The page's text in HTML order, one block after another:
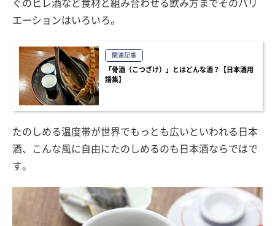
ぐのヒレ酒など食材と組み合わせる飲み方までそのバリ
エーションはいろいろ。
関連記事
「骨酒（こつざけ）」とはどんな酒？【日本酒用
語集】
たのしめる温度帯が世界でもっとも広いといわれる日本
酒、こんな風に自由にたのしめるのも日本酒ならではで
す。